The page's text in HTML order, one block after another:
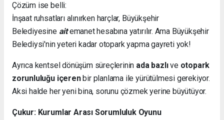
Çözüm ise belli:
İnşaat ruhsatları alınırken harçlar, Büyükşehir
Belediyesine aitemanet hesabına yatırılır. Ama Büyükşehir
Belediysi'nin yeteri kadar otopark yapma gayreti yok!
Ayrıca kentsel dönüşüm süreçlerinin ada bazlıve otopark
zorunluluğu içerenbir planlama ile yürütülmesi gerekiyor.
Aksi halde her yeni bina, sorunu çözmek yerine büyütüyor.
Çukur: Kurumlar Arası Sorumluluk Oyunu